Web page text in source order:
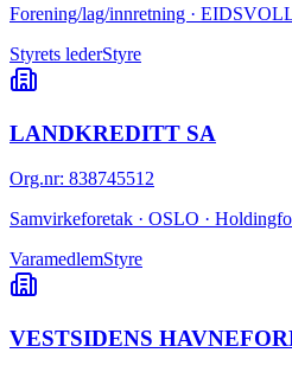
Forening/lag/innretning ·
Styrets lederStyre
LANDKREDITT SA
Org.nr: 838745512
Samvirkeforetak · OSLO ·
VaramedlemStyre
VESTSIDENS